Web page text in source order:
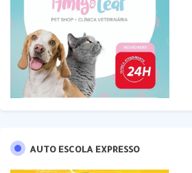
AUTO ESCOLA EXPRESSO